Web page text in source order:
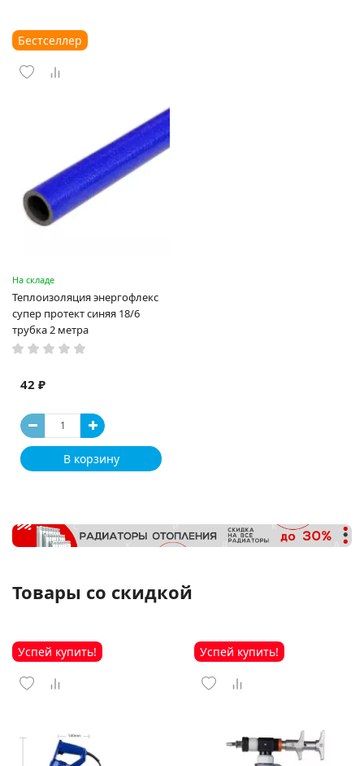
Бестселлер
На складе
Теплоизоляция энергофлекс
супер протект синяя 18/6
трубка 2 метра
42 ₽
В корзину
Товары со скидкой
Успей купить! Успей купить!